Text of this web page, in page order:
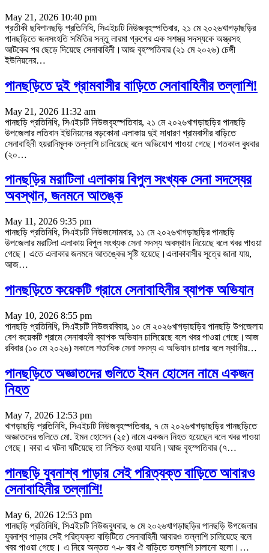
May 21, 2026 10:40 pm
প্রতীকী ছবিপানছড়ি প্রতিনিধি, সিএইচটি নিউজবৃহস্পতিবার, ২১ মে ২০২৬খাগড়াছড়ির
পানছড়িতে জনসংহতি সমিতির সন্তু লারমা গ্রুপের এক সশস্ত্র সদস্যকে অস্ত্রসহ
আটকের পর ছেড়ে দিয়েছে সেনাবাহিনী।আজ বৃহস্পতিবার (২১ মে ২০২৬) চেঙ্গী
ইউনিয়নের…
পানছড়িতে দুই গ্রামবাসীর বাড়িতে সেনাবাহিনীর তল্লাশি!
May 21, 2026 11:32 am
পানছড়ি প্রতিনিধি, সিএইচটি নিউজবৃহস্পতিবার, ২১ মে ২০২৬খাগড়াছড়ির পানছড়ি
উপজেলার লতিবান ইউনিয়নের বড়কোনা এলাকায় দুই সাধারণ গ্রামবাসীর বাড়িতে
সেনাবাহিনী হয়রানিমূলক তল্লাশি চালিয়েছে বলে অভিযোগ পাওয়া গেছে।গতকাল বুধবার
(২০…
পানছড়ির মরাটিলা এলাকায় বিপুল সংখ্যক সেনা সদস্যের
অবস্থান, জনমনে আতঙ্ক
May 11, 2026 9:35 pm
পানছড়ি প্রতিনিধি, সিএইচটি নিউজসোমবার, ১১ মে ২০২৬খাগড়াছড়ির পানছড়ি
উপজেলার মরাটিলা এলাকায় বিপুল সংখ্যক সেনা সদস্য অবস্থান নিয়েছে বলে খবর পাওয়া
গেছে। এতে এলাকার জনমনে আতঙ্কের সৃষ্টি হয়েছে।এলাকাবাসীর সূত্রে জানা যায়,
আজ…
পানছড়িতে কয়েকটি গ্রামে সেনাবাহিনীর ব্যাপক অভিযান
May 10, 2026 8:55 pm
পানছড়ি প্রতিনিধি, সিএইচটি নিউজরবিবার, ১০ মে ২০২৬খাগড়াছড়ির পানছড়ি উপজেলায়
বেশ কয়েকটি গ্রামে সেনাবাহনী ব্যাপক অভিযান চালিয়েছে বলে খবর পাওয়া গেছে।আজ
রবিবার (১০ মে ২০২৬) সকালে শতাধিক সেনা সদস্য এ অভিযান চালায় বলে স্থানীয়…
পানছড়িতে অজ্ঞাতদের গুলিতে ইমন হোসেন নামে একজন
নিহত
May 7, 2026 12:53 pm
খাগড়াছড়ি প্রতিনিধি, সিএইচটি নিউজবৃহস্পতিবার, ৭ মে ২০২৬খাগড়াছড়ির পানছড়িতে
অজ্ঞাতদের গুলিতে মো. ইমন হোসেন (২৫) নামে একজন নিহত হয়েছেন বলে খবর পাওয়া
গেছে। কারা এ ঘটনা ঘটিয়েছে তা নিশ্চিত হওয়া যায়নি।আজ বৃহস্পতিবার (৭…
পানছড়ি যুবনাশ্ব পাড়ার সেই পরিত্যক্ত বাড়িতে আবারও
সেনাবাহিনীর তল্লাশি!
May 6, 2026 12:53 pm
পানছড়ি প্রতিনিধি, সিএইচটি নিউজবুধবার, ৬ মে ২০২৬খাগড়াছড়ির পানছড়ি উপজেলার
যুবনাশ্ব পাড়ার সেই পরিত্যক্ত বাড়িটিতে সেনাবাহিনী আবারও তল্লাশি চালিয়েছে বলে
খবর পাওয়া গেছে। এ নিয়ে অন্তত ৭-৮ বার ঐ বাড়িতে তল্লাশি চালানো হলো। …